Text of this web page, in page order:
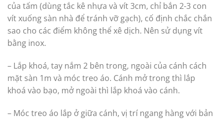
của tấm (dùng tắc kê nhựa và vít 3cm, chỉ bắn 2-3 con
vít xuống sàn nhà để tránh vỡ gạch), cố định chắc chắn
sao cho các điểm không thể xê dịch. Nên sử dụng vít
bằng inox.
– Lắp khoá, tay nắm 2 bên trong, ngoài của cánh cách
mặt sàn 1m và móc treo áo. Cánh mở trong thì lắp
khoá vào bạo, mở ngoài thì lắp khoá vào cánh.
– Móc treo áo lắp ở giữa cánh, vị trí ngang hàng với bản